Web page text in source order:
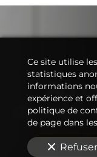
de votre
Ce site utilise
statistiques
informations
expérience et
politique de
de page dans
Refuser